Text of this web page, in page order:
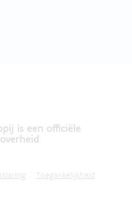
is een officiële
Toegankelijkheid